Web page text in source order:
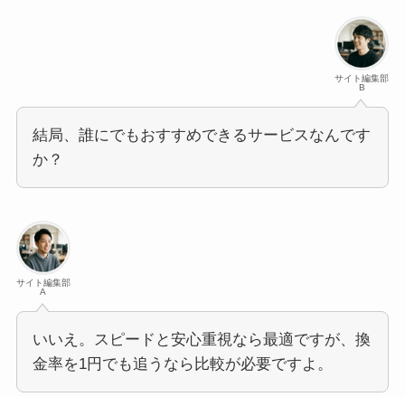
サイト編集部
B
結局、誰にでもおすすめできるサービスなんです
か？
サイト編集部
A
いいえ。スピードと安心重視なら最適ですが、換
金率を1円でも追うなら比較が必要ですよ。